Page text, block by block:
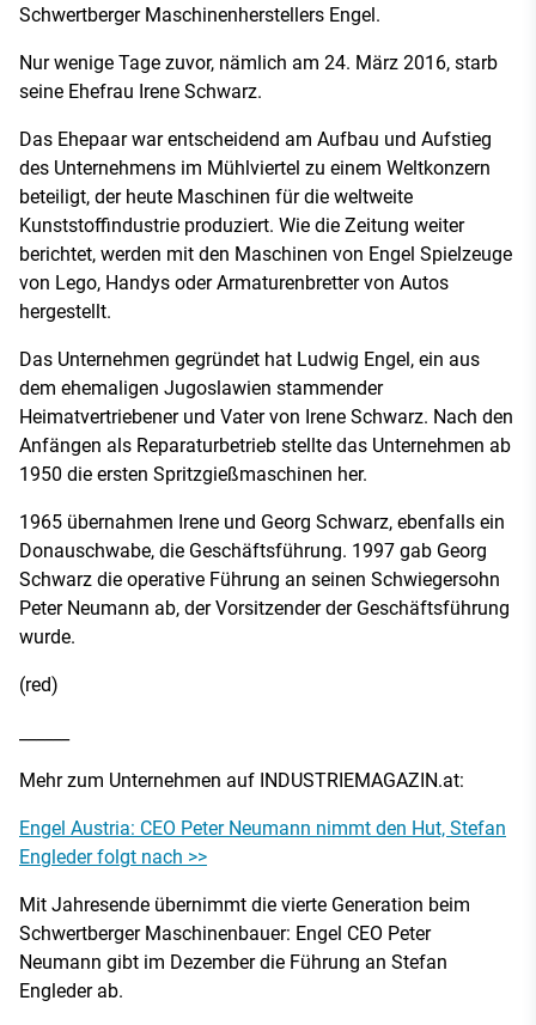
Schwertberger Maschinenherstellers Engel.
Nur wenige Tage zuvor, nämlich am 24. März 2016, starb
seine Ehefrau Irene Schwarz.
Das Ehepaar war entscheidend am Aufbau und Aufstieg
des Unternehmens im Mühlviertel zu einem Weltkonzern
beteiligt, der heute Maschinen für die weltweite
Kunststoffindustrie produziert. Wie die Zeitung weiter
berichtet, werden mit den Maschinen von Engel Spielzeuge
von Lego, Handys oder Armaturenbretter von Autos
hergestellt.
Das Unternehmen gegründet hat Ludwig Engel, ein aus
dem ehemaligen Jugoslawien stammender
Heimatvertriebener und Vater von Irene Schwarz. Nach den
Anfängen als Reparaturbetrieb stellte das Unternehmen ab
1950 die ersten Spritzgießmaschinen her.
1965 übernahmen Irene und Georg Schwarz, ebenfalls ein
Donauschwabe, die Geschäftsführung. 1997 gab Georg
Schwarz die operative Führung an seinen Schwiegersohn
Peter Neumann ab, der Vorsitzender der Geschäftsführung
wurde.
(red)
Mehr zum Unternehmen auf INDUSTRIEMAGAZIN.at:
Engel Austria: CEO Peter Neumann nimmt den Hut, Stefan
Engleder folgt nach >>
Mit Jahresende übernimmt die vierte Generation beim
Schwertberger Maschinenbauer: Engel CEO Peter
Neumann gibt im Dezember die Führung an Stefan
Engleder ab.